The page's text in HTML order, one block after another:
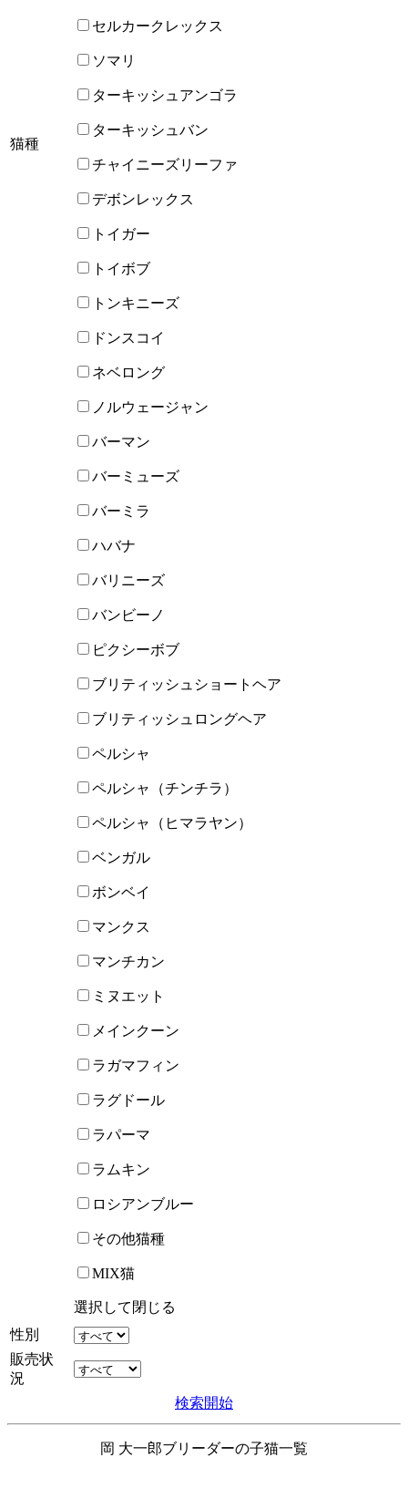
猫種
セルカークレックス
ソマリ
ターキッシュアンゴラ
ターキッシュバン
チャイニーズリーファ
デボンレックス
トイガー
トイボブ
トンキニーズ
ドンスコイ
ネベロング
ノルウェージャン
バーマン
バーミューズ
バーミラ
ハバナ
バリニーズ
バンビーノ
ピクシーボブ
ブリティッシュショートヘア
ブリティッシュロングヘア
ペルシャ
ペルシャ（チンチラ）
ペルシャ（ヒマラヤン）
ベンガル
ボンベイ
マンクス
マンチカン
ミヌエット
メインクーン
ラガマフィン
ラグドール
ラパーマ
ラムキン
ロシアンブルー
その他猫種
MIX猫
選択して閉じる
性別
販売状
況
検索開始
岡 大一郎ブリーダーの子猫一覧